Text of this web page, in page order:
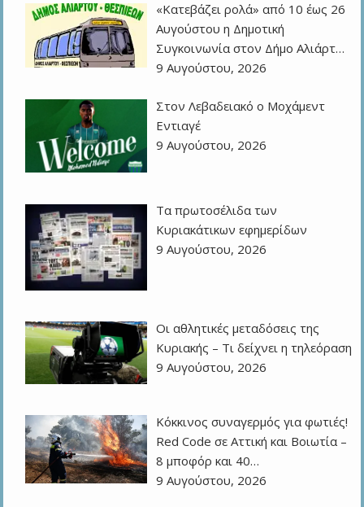
«Κατεβάζει ρολά» από 10 έως 26
Αυγούστου η Δημοτική
Συγκοινωνία στον Δήμο Αλιάρτ…
9 Αυγούστου, 2026
Στον Λεβαδειακό ο Μοχάμεντ
Εντιαγέ
9 Αυγούστου, 2026
Τα πρωτοσέλιδα των
Kυριακάτικων εφημερίδων
9 Αυγούστου, 2026
Οι αθλητικές μεταδόσεις της
Κυριακής – Τι δείχνει η τηλεόραση
9 Αυγούστου, 2026
Κόκκινος συναγερμός για φωτιές!
Red Code σε Αττική και Βοιωτία –
8 μποφόρ και 40…
9 Αυγούστου, 2026